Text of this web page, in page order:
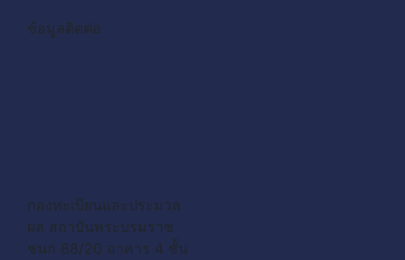
ข้อมูลติดต่อ
กองทะเบียนและประมวล
ผล สถาบันพระบรมราช
ชนก 88/20 อาคาร 4 ชั้น